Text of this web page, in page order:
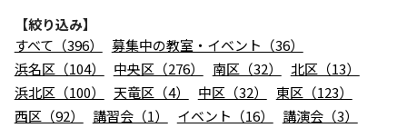
協会について
管理施設
教室・イベントからのお知らせ
【絞り込み】
すべて（396）
募集中の教室・イベント（36）
浜名区（104）
中央区（276） 南区（32）
北区（13）
浜北区（100）
天竜区（4） 中区（32）
東区（123）
西区（92）
講習会（1） イベント（16）
講演会（3）